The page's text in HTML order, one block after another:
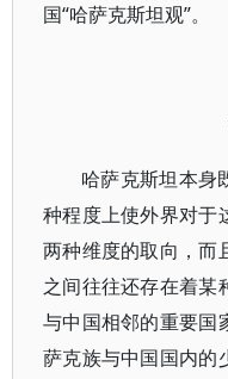
国“哈萨克斯坦观”。
哈萨克斯坦本身
种程度上使外界对于
两种维度的取向，而
之间往往还存在着某
与中国相邻的重要
萨克族与中国国内